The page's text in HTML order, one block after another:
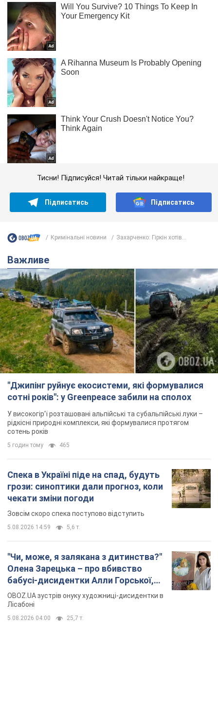
Тисни! Підписуйся! Читай тільки найкраще!
Підписатись Підписатись
Кримінальні новини Захарченко: Гіркін хотів...
Важливе
"Джипінг руйнує екосистеми, які формувалися
сотні років": у Greenpeace забили на сполох
У високогір'ї розташовані альпійські та субальпійські луки –
рідкісні природні комплекси, які формувалися протягом
сотень років
5 годин тому 465
Спека в Україні піде на спад, будуть
грози: синоптики дали прогноз, коли
чекати зміни погоди
Зовсім скоро спека поступово відступить
5.08.2026 14:59 5,6 т.
"Чи, може, я залякана з дитинства?"
Олена Зарецька – про вбивство
бабусі-дисидентки Алли Горської,
критику Дмитра Стуса та втечу в
Португалію з 5 дітьми
OBOZ.UA зустрів онуку художниці-дисидентки в
Лісабоні
5.08.2026 04:00 25,7 т.